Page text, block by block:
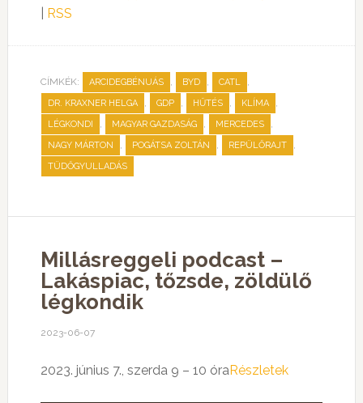
RSS
CÍMKÉK: ARCIDEGBÉNUÁS , BYD , CATL ,
DR. KRAXNER HELGA , GDP , HŰTÉS , KLÍMA ,
LÉGKONDI , MAGYAR GAZDASÁG , MERCEDES ,
NAGY MÁRTON , POGÁTSA ZOLTÁN , REPÜLŐRAJT ,
TÜDŐGYULLADÁS
Millásreggeli podcast –
Lakáspiac, tőzsde, zöldülő
légkondik
2023-06-07
2023. június 7., szerda 9 – 10 óraRészletek